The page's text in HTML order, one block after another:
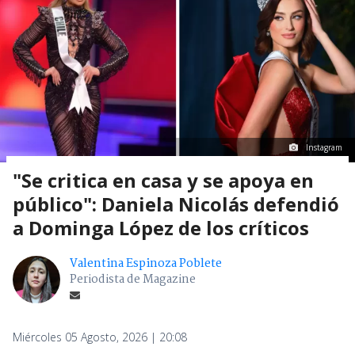
Instagram
"Se critica en casa y se apoya en
público": Daniela Nicolás defendió
a Dominga López de los críticos
Valentina Espinoza Poblete
Periodista de Magazine
Miércoles 05 Agosto, 2026 | 20:08